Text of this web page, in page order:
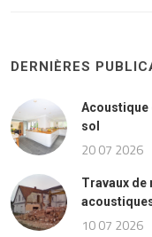
DERNIÈRES
Acoustique
sol
20 07 2026
Travaux
10 07 2026